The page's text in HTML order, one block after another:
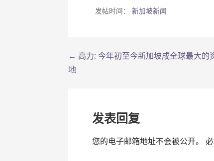
发帖时间：新加坡新闻
文
← 高力: 今年初至今新加坡成全球最大的
地
发表回复
您的电子邮箱地址不会被公开。